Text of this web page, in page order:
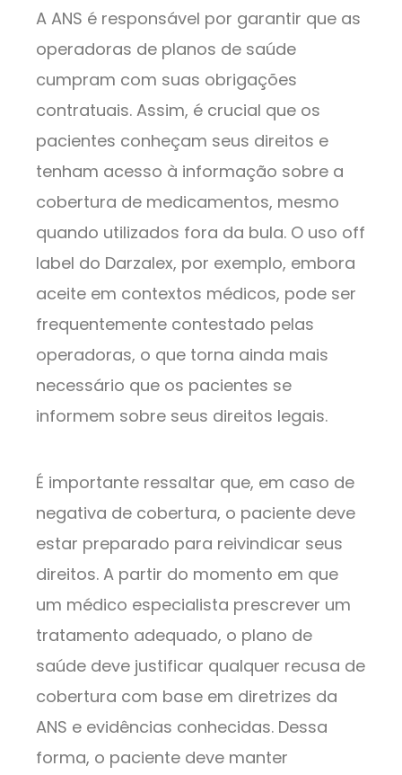
A ANS é responsável por garantir que as
operadoras de planos de saúde
cumpram com suas obrigações
contratuais. Assim, é crucial que os
pacientes conheçam seus direitos e
tenham acesso à informação sobre a
cobertura de medicamentos, mesmo
quando utilizados fora da bula. O uso off
label do Darzalex, por exemplo, embora
aceite em contextos médicos, pode ser
frequentemente contestado pelas
operadoras, o que torna ainda mais
necessário que os pacientes se
informem sobre seus direitos legais.
É importante ressaltar que, em caso de
negativa de cobertura, o paciente deve
estar preparado para reivindicar seus
direitos. A partir do momento em que
um médico especialista prescrever um
tratamento adequado, o plano de
saúde deve justificar qualquer recusa de
cobertura com base em diretrizes da
ANS e evidências conhecidas. Dessa
forma, o paciente deve manter